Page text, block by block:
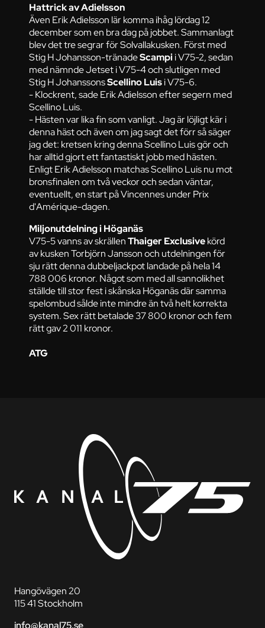
Hattrick av Adielsson
Även Erik Adielsson lär komma ihåg lördag 12
december som en bra dag på jobbet. Sammanlagt
blev det tre segrar för Solvallakusken. Först med
Stig H Johansson-tränadeScampii V75-2, sedan
med nämnde Jetset i V75-4 och slutligen med
Stig H JohanssonsScellino Luisi V75-6.
- Klockrent, sade Erik Adielsson efter segern med
Scellino Luis.
- Hästen var lika fin som vanligt. Jag är löjligt kär i
denna häst och även om jag sagt det förr så säger
jag det: kretsen kring denna Scellino Luis gör och
har alltid gjort ett fantastiskt jobb med hästen.
Enligt Erik Adielsson matchas Scellino Luis nu mot
bronsfinalen om två veckor och sedan väntar,
eventuellt, en start på Vincennes under Prix
d'Amérique-dagen.
Miljonutdelning i Höganäs
V75-5 vanns av skrällenThaiger Exclusivekörd
av kusken Torbjörn Jansson och utdelningen för
sju rätt denna dubbeljackpot landade på hela 14
788 006 kronor. Något som med all sannolikhet
ställde till stor fest i skånska Höganäs där samma
spelombud sålde inte mindre än två helt korrekta
system. Sex rätt betalade 37 800 kronor och fem
rätt gav 2 011 kronor.
ATG
Hangövägen 20
115 41 Stockholm
info@kanal75.se